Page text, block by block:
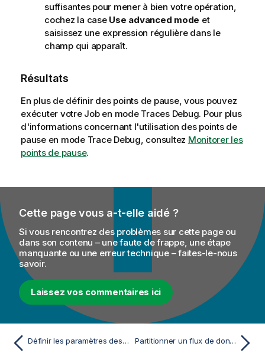
suffisantes pour mener à bien votre opération,
cochez la case Use advanced mode et
saisissez une expression régulière dans le
champ qui apparaît.
Résultats
En plus de définir des points de pause, vous pouvez
exécuter votre Job en mode Traces Debug. Pour plus
d'informations concernant l'utilisation des points de
pause en mode Trace Debug, consultez Monitorer les
points de pause.
Cette page vous a-t-elle aidé ?
Si vous rencontrez des problèmes sur cette page ou
dans son contenu – une faute de frappe, une étape
manquante ou une erreur technique – faites-le-nous
savoir.
Laissez vos commentaires ici
Définir les paramètres des connexions Partitionner un flux de données